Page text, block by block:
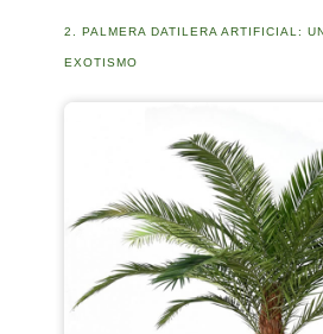
2. PALMERA DATILERA ARTIFICIAL:
EXOTISMO